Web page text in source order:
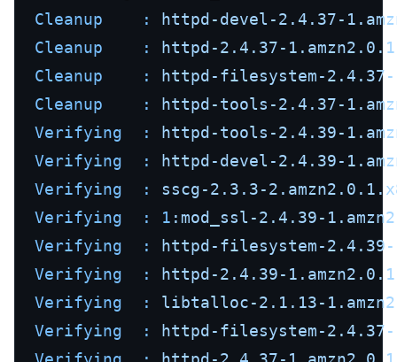
Cleanup    :
httpd-devel-2.4.37-
Cleanup    :
httpd-2.4.37-
Cleanup    :
httpd-filesystem-2.4.37-
Cleanup    :
httpd-tools-2.4.37-
Verifying  :
httpd-tools-2.4.39-
Verifying  :
httpd-devel-2.4.39-
Verifying  :
sscg-2.3.3-
Verifying  :
1 :mod_ssl-2.4.39-
Verifying  :
httpd-filesystem-2.4.39-
Verifying  :
httpd-2.4.39-
Verifying  :
libtalloc-2.1.13-
Verifying  :
httpd-filesystem-2.4.37-